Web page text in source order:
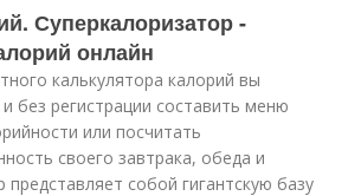
Суперкалоризатор -
онлайн
калькулятора калорий вы
без регистрации составить меню
или посчитать
своего завтрака, обеда и
представляет собой гигантскую базу